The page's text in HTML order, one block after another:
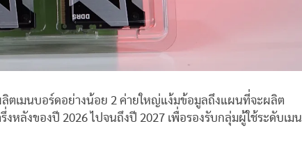
ตเมนบอร์ดอย่างน้อย 2 ค่ายใหญ่แง้มข้อมูลถึงแผนที่จะผลิต
หลังของปี 2026 ไปจนถึงปี 2027 เพื่อรองรับกลุ่มผู้ใช้ระดับเมน